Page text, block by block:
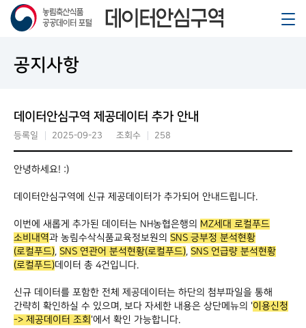
공지사항
데이터안심구역 제공데이터 추가 안내
등록일 2025-09-23 조회수 258
안녕하세요! :)
데이터안심구역에 신규 제공데이터가 추가되어 안내드립니다.
이번에 새롭게 추가된 데이터는 NH농협은행의 MZ세대 로컬푸드
소비내역과 농림수삭식품교육정보원의 SNS 긍부정 분석현황
(로컬푸드), SNS 연관어 분석현황(로컬푸드), SNS 언급량 분석현황
(로컬푸드)데이터 총 4건입니다.
신규 데이터를 포함한 전체 제공데이터는 하단의 첨부파일을 통해
간략히 확인하실 수 있으며, 보다 자세한 내용은 상단메뉴의 '이용신청
-> 제공데이터 조회 '에서 확인 가능합니다.